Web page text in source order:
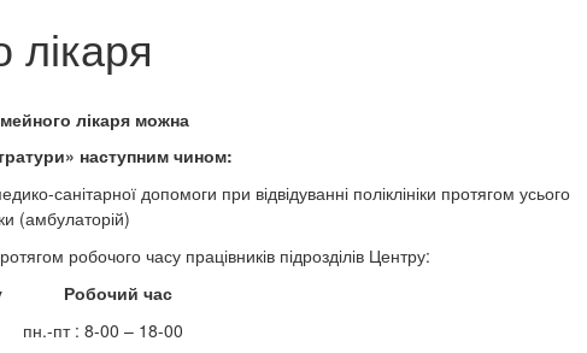
лікаряможна
наступним чином:
санітарної допомоги при відвідуванні поліклініки протягом усього
(амбулаторій)
робочого часу працівників підрозділів Центру:
Робочий час
пн.-пт : 8-00 – 18-00